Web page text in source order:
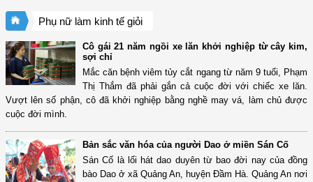
Phụ nữ làm kinh tế giỏi
Cô gái 21 năm ngồi xe lăn khởi nghiệp từ cây kim,
sợi chỉ
Mắc căn bệnh viêm tủy cắt ngang từ năm 9 tuổi, Phạm
Thị Thắm đã phải gắn cả cuộc đời với chiếc xe lăn.
Vượt lên số phận, cô đã khởi nghiệp bằng nghề may vá, làm chủ được
cuộc đời mình.
Bản sắc văn hóa của người Dao ở miền Sán Cố
Sán Cố là lối hát dao duyên từ bao đời nay của đồng
bào Dao ở xã Quảng An, huyện Đầm Hà. Quảng An nơi